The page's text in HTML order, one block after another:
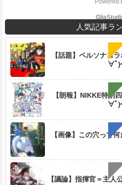
e
Powered
人気記事ラ
【話題】ペルソナコ
∀ﾟ
【朗報】NIKKE特
∀ﾟ
【画像】この穴って
【議論】指揮官＝主